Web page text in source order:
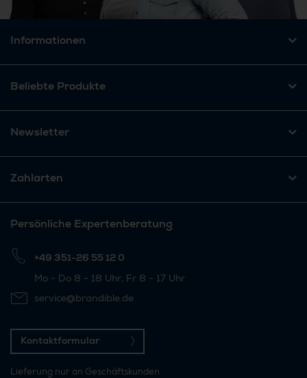
Informationen
Beliebte Produkte
Newsletter
Zahlarten
Persönliche Expertenberatung
+49 351-26 55 12 0
Mo - Do 8 - 18 Uhr, Fr 8 - 17 Uhr
service@brandible.de
Kontaktformular
Lieferung nur an Geschäftskunden